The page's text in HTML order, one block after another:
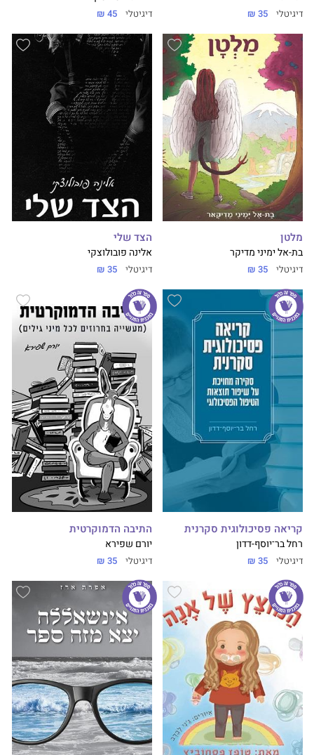
דיגיטלי 35 ₪
דיגיטלי 45 ₪
מלטן
בת-אל ימיני מדיקר
דיגיטלי 35 ₪
הצד שלי
אלינה פובולוצקי
דיגיטלי 35 ₪
קריאה פסיכולוגית סקרנית
רחל בר־יוסף-דדון
דיגיטלי 35 ₪
התיבה הדמוקרטית
יורם שפירא
דיגיטלי 35 ₪